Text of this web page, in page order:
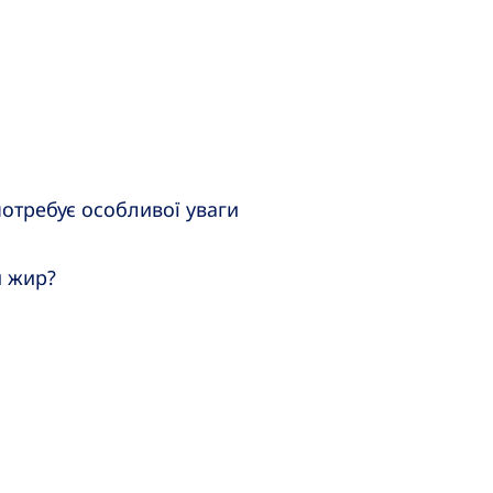
особливої уваги
жир?